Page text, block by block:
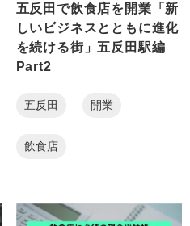
五反田で飲食店を開業「新
しいビジネスとともに進化
を続ける街」五反田駅編
Part2
五反田 開業
飲食店